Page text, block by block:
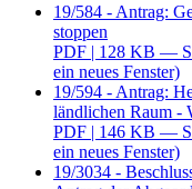
19/584 - Antrag:
stoppen
PDF | 128 KB —
ein neues Fenster)
19/594 - Antrag:
ländlichen Raum -
PDF | 146 KB —
ein neues Fenster)
19/3034 -